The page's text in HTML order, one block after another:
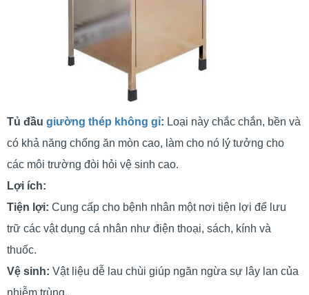
Tủ đầu giường thép không gỉ: Loại này chắc chắn, bền và
có khả năng chống ăn mòn cao, làm cho nó lý tưởng cho
các môi trường đòi hỏi vệ sinh cao.
Lợi ích:
Tiện lợi: Cung cấp cho bệnh nhân một nơi tiện lợi để lưu
trữ các vật dụng cá nhân như điện thoại, sách, kính và
thuốc.
Vệ sinh: Vật liệu dễ lau chùi giúp ngăn ngừa sự lây lan của